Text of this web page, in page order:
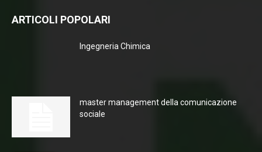
ARTICOLI POPOLARI
Ingegneria Chimica
master management della comunicazione
sociale